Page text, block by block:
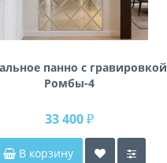
панно с гравировкой
Ромбы-4
33 400 ₽
В корзину